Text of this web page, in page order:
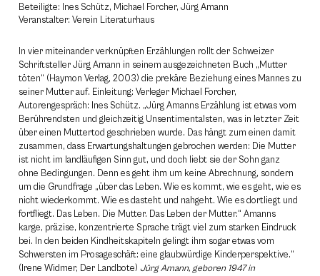
Beteiligte: Ines Schütz, Michael Forcher, Jürg Amann
Veranstalter: Verein Literaturhaus
In vier miteinander verknüpften Erzählungen rollt der Schweizer
Schriftsteller Jürg Amann in seinem ausgezeichneten Buch „Mutter
töten“ (Haymon Verlag, 2003) die prekäre Beziehung eines Mannes zu
seiner Mutter auf. Einleitung: Verleger Michael Forcher,
Autorengespräch: Ines Schütz. „Jürg Amanns Erzählung ist etwas vom
Berührendsten und gleichzeitig Unsentimentalsten, was in letzter Zeit
über einen Muttertod geschrieben wurde. Das hängt zum einen damit
zusammen, dass Erwartungshaltungen gebrochen werden: Die Mutter
ist nicht im landläufigen Sinn gut, und doch liebt sie der Sohn ganz
ohne Bedingungen. Denn es geht ihm um keine Abrechnung, sondern
um die Grundfrage „über das Leben. Wie es kommt, wie es geht, wie es
nicht wiederkommt. Wie es dasteht und nahgeht. Wie es dortliegt und
fortfliegt. Das Leben. Die Mutter. Das Leben der Mutter.“ Amanns
karge, präzise, konzentrierte Sprache trägt viel zum starken Eindruck
bei. In den beiden Kindheitskapiteln gelingt ihm sogar etwas vom
Schwersten im Prosageschäft: eine glaubwürdige Kinderperspektive.“
(Irene Widmer, Der Landbote) Jürg Amann, geboren 1947 in